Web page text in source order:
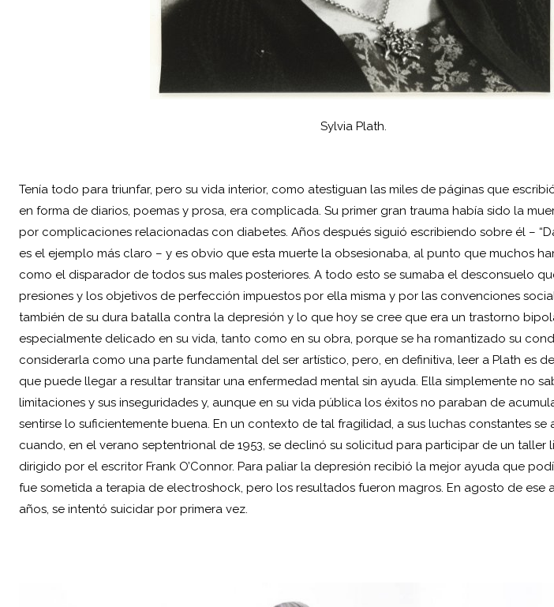
Sylvia Plath.
Tenía todo para triunfar, pero su vida interior, como atestiguan las miles de páginas que
en forma de diarios, poemas y prosa, era complicada. Su primer gran trauma había sido la
por complicaciones relacionadas con diabetes. Años después siguió escribiendo sobre él –
es el ejemplo más claro – y es obvio que esta muerte la obsesionaba, al punto que muchos
como el disparador de todos sus males posteriores. A todo esto se sumaba el desconsuelo
presiones y los objetivos de perfección impuestos por ella misma y por las convenciones
también de su dura batalla contra la depresión y lo que hoy se cree que era un trastorno
especialmente delicado en su vida, tanto como en su obra, porque se ha romantizado su
considerarla como una parte fundamental del ser artístico, pero, en definitiva, leer a Plath es
que puede llegar a resultar transitar una enfermedad mental sin ayuda. Ella simplemente no
limitaciones y sus inseguridades y, aunque en su vida pública los éxitos no paraban de
sentirse lo suficientemente buena. En un contexto de tal fragilidad, a sus luchas constantes se
cuando, en el verano septentrional de 1953, se declinó su solicitud para participar de un taller
dirigido por el escritor Frank O’Connor. Para paliar la depresión recibió la mejor ayuda que
fue sometida a terapia de electroshock, pero los resultados fueron magros. En agosto de ese
años, se intentó suicidar por primera vez.